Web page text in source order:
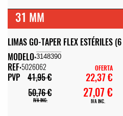
31 MM
LIMAS GO-TAPER FLEX ESTÉRILES
MODELO:3148390
REF:5026062
PVP
41,95 €
50,76 €
IVA INC.
OFERTA
22,37 €
27,07 €
IVA INC.